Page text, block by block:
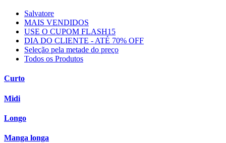
Salvatore
MAIS VENDIDOS
USE O CUPOM FLASH15
DIA DO CLIENTE - ATÉ 70% OFF
Seleção pela metade do preço
Todos os Produtos
Curto
Midi
Longo
Manga longa